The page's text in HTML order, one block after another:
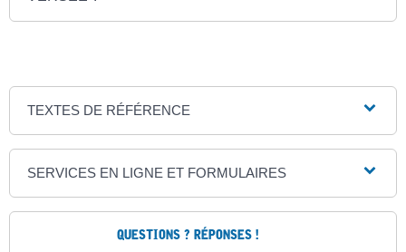
TEXTES DE RÉFÉRENCE
SERVICES EN LIGNE ET FORMULAIRES
QUESTIONS ? RÉPONSES !